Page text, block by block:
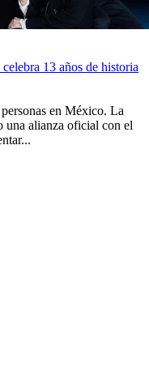
13 años de historia
en México. La
una alianza oficial con el